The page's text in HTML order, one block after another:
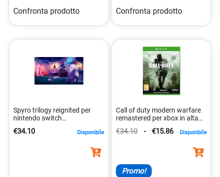
Confronta prodotto Confronta prodotto
Spyro trilogy reignited per
nintendo switch
€34.10 Disponibile
Call of duty modern warfare
remastered per xbox in alta
€34.10 - €15.86 Disponibile
Promo!